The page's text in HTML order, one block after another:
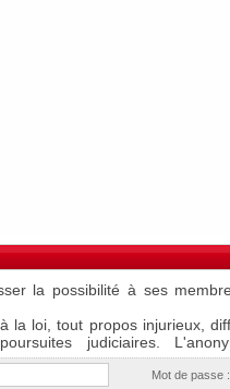
Mot de passe :